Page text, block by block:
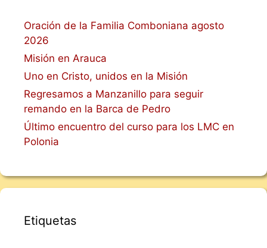
Oración de la Familia Comboniana agosto
2026
Misión en Arauca
Uno en Cristo, unidos en la Misión
Regresamos a Manzanillo para seguir
remando en la Barca de Pedro
Último encuentro del curso para los LMC en
Polonia
Etiquetas